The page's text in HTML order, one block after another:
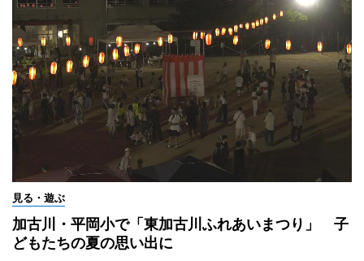
見る・遊ぶ
加古川・平岡小で「東加古川ふれあいまつり」 子
どもたちの夏の思い出に